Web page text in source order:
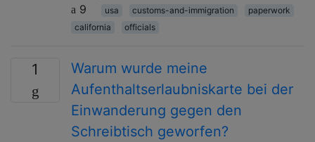
9
usa customs-and-immigration
paperwork
california
officials
1
Warum wurde meine
Aufenthaltserlaubniskarte bei der
Einwanderung gegen den
Schreibtisch geworfen?